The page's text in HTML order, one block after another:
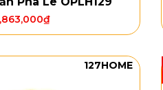
₫
127HOME